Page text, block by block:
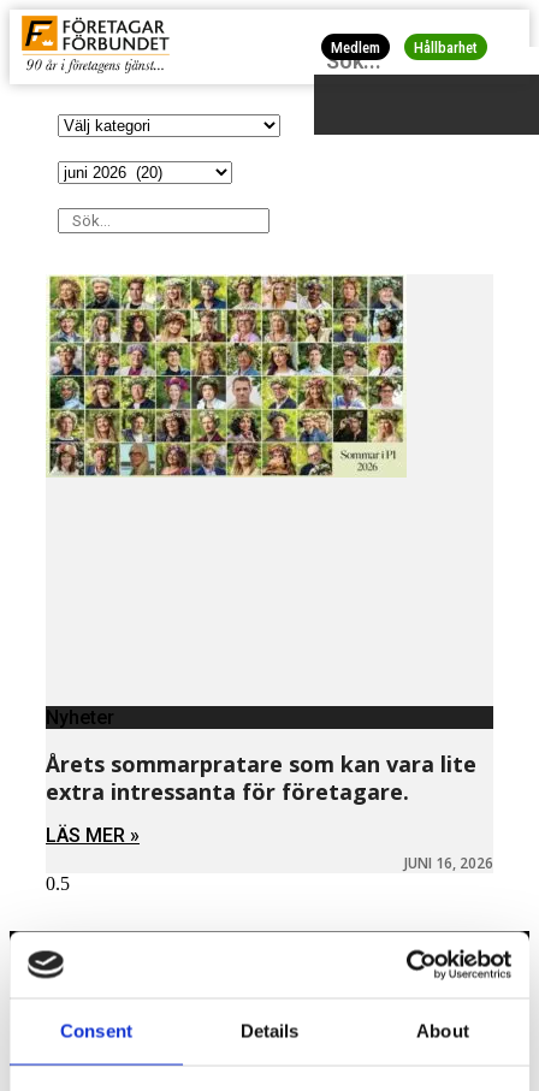
Consent Details About
Medlem Hållbarhet
Nyheter
Årets sommarpratare som kan vara lite
extra intressanta för företagare.
LÄS MER »
JUNI 16, 2026